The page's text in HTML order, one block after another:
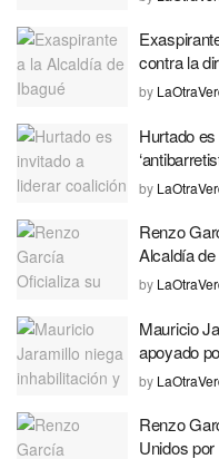
contra la
by
Hurtado
by
Renzo
Alcaldía
by
Mauricio
apoyado
by
Renzo
Unidos